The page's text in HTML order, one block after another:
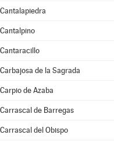
Cantalapiedra
Cantalpino
Cantaracillo
Carbajosa de la Sagrada
Carpio de Azaba
Carrascal de Barregas
Carrascal del Obispo